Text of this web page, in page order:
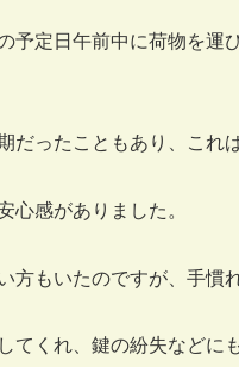
予定日午前中に荷物を運
だったこともあり、これ
心感がありました。
方もいたのですが、手慣
てくれ、鍵の紛失などに